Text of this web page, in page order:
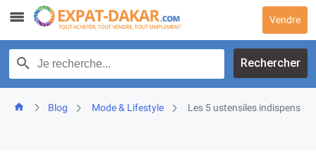
content
Vendre
Recherche par texte
Rechercher
Blog Mode & Lifestyle Les 5 ustensiles